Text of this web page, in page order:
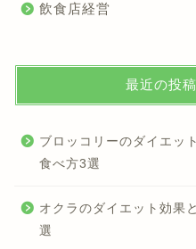
飲食店経営
最近の投稿
ブロッコリーのダイエッ
食べ方3選
オクラのダイエット効果
選